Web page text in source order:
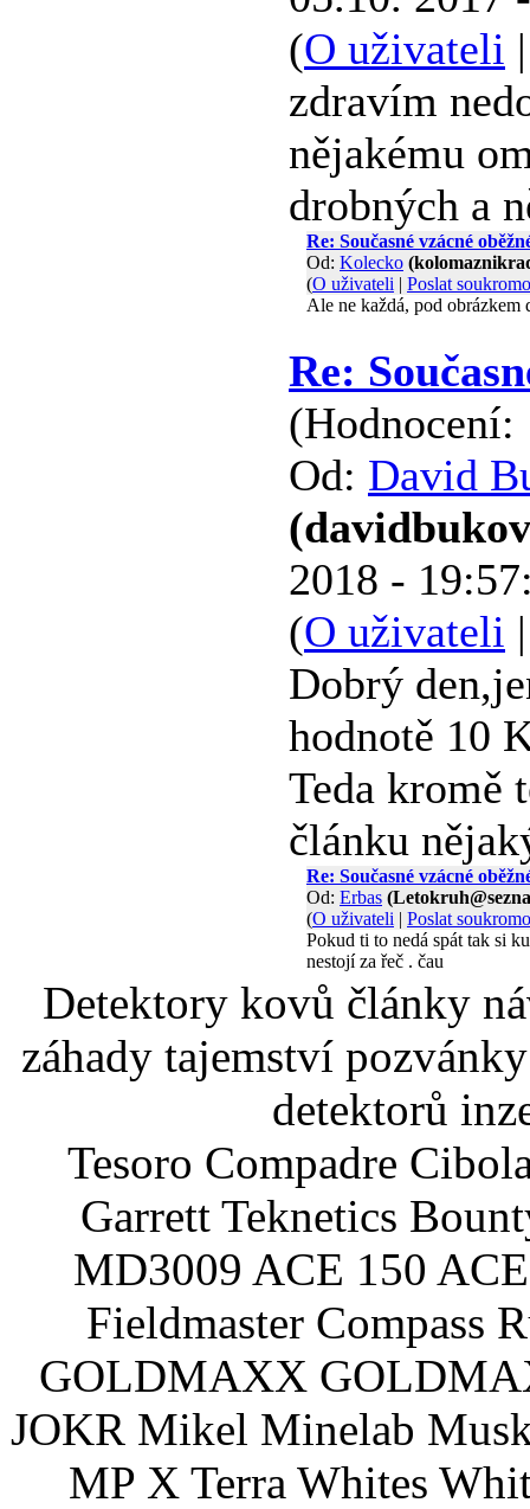
(O uživateli
zdravím
nějakému
drobných a
Re: Současné vzácné
Od: Kolecko
(O uživateli | Poslat
Ale ne každá, pod obrázkem
Re:
(Hodnocení:
Od: David
2018 -
(O uživateli
Dobrý
hodnotě 10
Teda kromě
článku
Re: Současné vzácné
Od: Erbas
(O uživateli | Poslat
Pokud ti to nedá spát tak si
nestojí za řeč . čau
Detektory kovů články
záhady tajemství
detektorů
Tesoro Compadre
Garrett Teknetics
MD3009 ACE 150
Fieldmaster Compass
GOLDMAXX
JOKR Mikel Minelab
MP X Terra Whites